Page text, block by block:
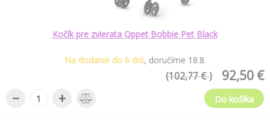
Kočík pre zvierata Qppet Bobbie Pet Black
Na dodanie do 6 dní doručíme 18.8.
92,50 €
(102,77 € )
− + Do košíka